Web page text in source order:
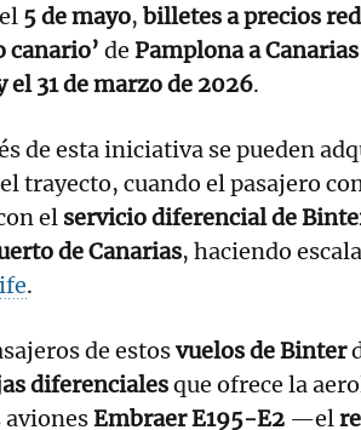
5 de mayo, billetes a precios
canario’ de Pamplona a Canarias
el 31 de marzo de 2026.
de esta iniciativa se pueden
el trayecto, cuando el pasajero
el servicio diferencial de
de Canarias, haciendo
.
de estosvuelos de Binter
diferencialesque ofrece la
avionesEmbraer E195-E2 —el